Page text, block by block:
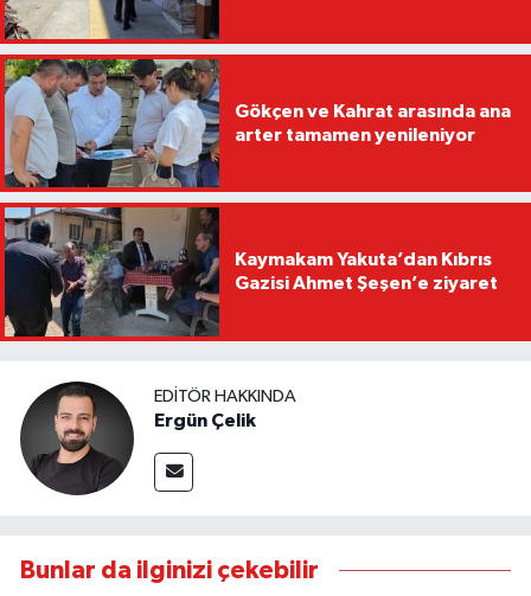
Gökçen ve Kahrat arasında ana
arter tamamen yenileniyor
Kaymakam Yakuta’dan Kıbrıs
Gazisi Ahmet Şeşen’e ziyaret
EDITÖR HAKKINDA
Ergün Çelik
Bunlar da ilginizi çekebilir